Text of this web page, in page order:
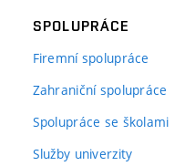
SPOLUPRÁCE
Firemní spolupráce
Zahraniční spolupráce
Spolupráce se školami
Služby univerzity